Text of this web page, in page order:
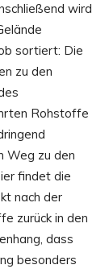
wird
sortiert: Die
zu den
Rohstoffe
Weg zu den
findet die
nach der
zurück in den
dass
besonders